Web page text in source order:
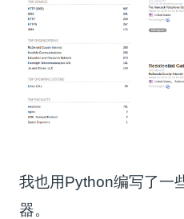
我也用Python编写了一
器。